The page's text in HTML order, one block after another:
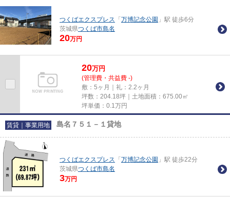
つくばエクスプレス 「 万博記念公園 」駅 徒歩6分
茨城県つくば市島名
20万円
20万円
(管理費・共益費 -)
敷：5ヶ月｜礼：2.2ヶ月
坪数：204.18坪｜土地面積：675.00㎡
坪単価： 0.1万円
賃貸｜事業用地 島名７５１－１貸地
つくばエクスプレス 「 万博記念公園 」駅 徒歩22分
茨城県つくば市島名
3万円